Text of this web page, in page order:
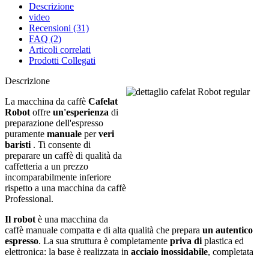
Descrizione
video
Recensioni (31)
FAQ (2)
Articoli correlati
Prodotti Collegati
Descrizione
La macchina da caffè Cafelat
Robot offre un'esperienza di
preparazione dell'espresso
puramente manuale perveri
baristi . Ti consente di
preparare un caffè di qualità da
caffetteria a un prezzo
incomparabilmente inferiore
rispetto a una macchina da caffè
Professional.
Il robot è una macchina da
caffè manuale compatta e di alta qualità che prepara un autentico
espresso. La sua struttura è completamente priva di plastica ed
elettronica: la base è realizzata in acciaio inossidabile, completata